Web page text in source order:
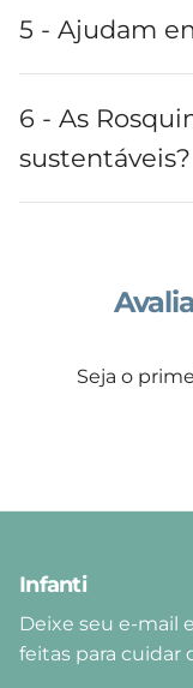
5 - Ajudam
6 - As
sustentáveis?
Seja o
Infanti
Deixe seu e-mail
feitas para cuidar